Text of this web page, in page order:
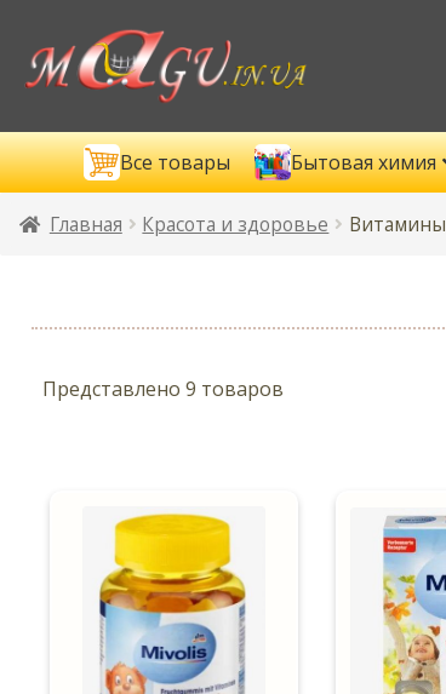
Все товары Бытовая химия
Главная Красота и здоровье Витамины
Представлено 9 товаров